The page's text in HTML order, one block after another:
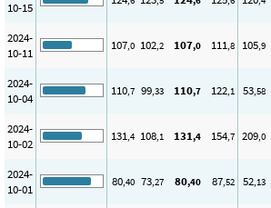
10-15
2024-
10-11
107,0 102,2 107,0 111,8 105,9
2024-
10-04
110,7 99,33 110,7 122,1 53,58
2024-
10-02
131,4 108,1 131,4 154,7 209,0
2024-
10-01
80,40 73,27 80,40 87,52 52,13